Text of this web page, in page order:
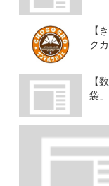
【
ク
【
袋